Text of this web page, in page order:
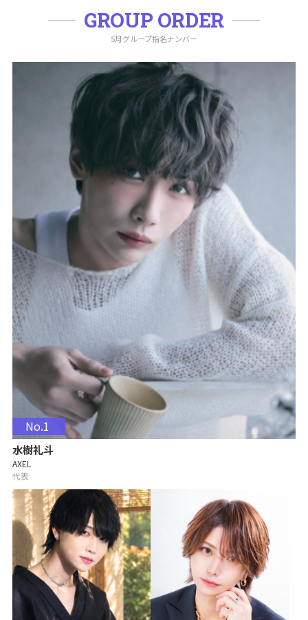
GROUP ORDER
5月グループ指名ナンバー
No.1
水樹礼斗
AXEL
代表